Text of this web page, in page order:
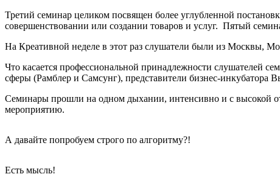
Третий семинар целиком посвящен более углубленной
совершенствовании или создании товаров и услуг. Пятый
На Креативной неделе в этот раз слушатели были из Москвы,
Что касается профессиональной принадлежности слушателей
сферы (Рамблер и Самсунг), представители бизнес-инкубатора
Семинары прошли на одном дыхании, интенсивно и с высокой
мероприятию.
А давайте попробуем строго по алгоритму?!
Есть мысль!